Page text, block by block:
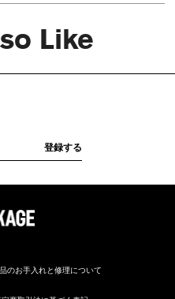
Like
のお手入れと修理について